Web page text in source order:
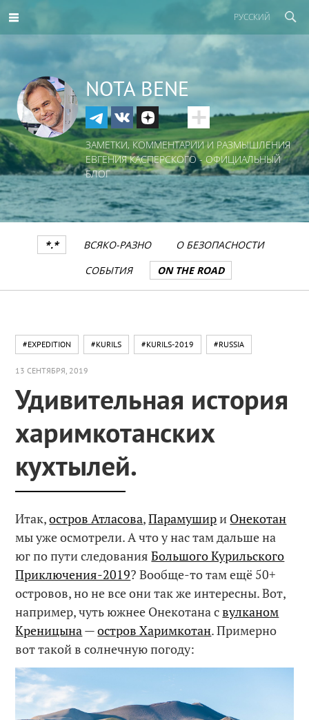
РУССКИЙ
NOTA BENE
ЗАМЕТКИ, КОММЕНТАРИИ И РАЗМЫШЛЕНИЯ
ЕВГЕНИЯ КАСПЕРСКОГО - ОФИЦИАЛЬНЫЙ
БЛОГ
*.* ВСЯКО-РАЗНО
О БЕЗОПАСНОСТИ
СОБЫТИЯ
ON THE ROAD
#EXPEDITION #KURILS #KURILS-2019 #RUSSIA
13 СЕНТЯБРЯ, 2019
Удивительная история
харимкотанских
кухтылей.
Итак,остров Атласова,Парамушири Онекотан
мы уже осмотрели. А что у нас там дальше на
юг по пути следованияБольшого Курильского
Приключения-2019? Вообще-то там ещё 50+
островов, но не все они так же интересны. Вот,
например, чуть южнее Онекотана свулканом
Креницына—остров Харимкотан. Примерно
вот такой в солнечную погоду: